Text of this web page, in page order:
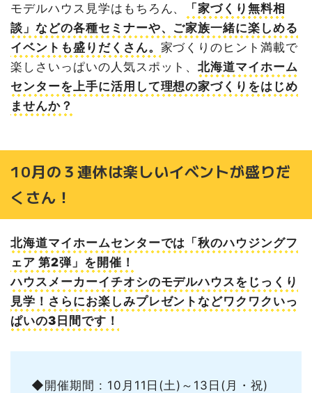
札幌北会場｜札幌市北区太平6条1丁目
家づくりビギナーさんへおすすめ記事はこちら
モデルハウス見学はもちろん、
「家づくり無料相
談」などの各種セミナーや、ご家族一緒に楽しめる
イベントも盛りだくさん。 家づくりのヒント満載で
楽しさいっぱいの人気スポット、北海道マイホーム
センターを上手に活用して理想の家づくりをはじめ
ませんか？
10月の３連休は楽しいイベントが盛りだ
くさん！
北海道マイホームセンターでは「秋のハウジングフ
ェア 第2弾」を開催！
ハウスメーカーイチオシのモデルハウスをじっくり
見学！さらにお楽しみプレゼントなどワクワクいっ
ぱいの3日間です！
◆開催期間 : 10月11日(土)～13日(月・祝)